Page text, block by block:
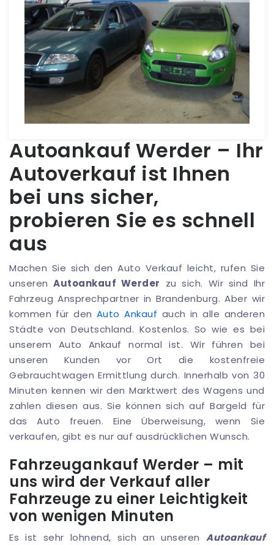
Autoankauf Werder – Ihr
Autoverkauf ist Ihnen
bei uns sicher,
probieren Sie es schnell
aus
Machen Sie sich den Auto Verkauf leicht, rufen Sie
unserenAutoankauf Werder zu sich. Wir sind Ihr
Fahrzeug Ansprechpartner in Brandenburg. Aber wir
kommen für den Auto Ankauf auch in alle anderen
Städte von Deutschland. Kostenlos. So wie es bei
unserem Auto Ankauf normal ist. Wir führen bei
unseren Kunden vor Ort die kostenfreie
Gebrauchtwagen Ermittlung durch. Innerhalb von 30
Minuten kennen wir den Marktwert des Wagens und
zahlen diesen aus. Sie können sich auf Bargeld für
das Auto freuen. Eine Überweisung, wenn Sie
verkaufen, gibt es nur auf ausdrücklichen Wunsch.
Fahrzeugankauf Werder – mit
uns wird der Verkauf aller
Fahrzeuge zu einer Leichtigkeit
von wenigen Minuten
Es ist sehr lohnend, sich an unseren Autoankauf